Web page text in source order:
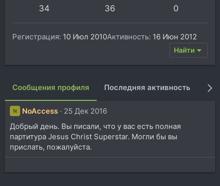
34 36 0
Регистрация 10 Июл 2010Активность 16 Июн 2012
Найти
Сообщения профиля Последняя активность
N NoAccess
25 Дек 2016
Добрый день. Вы писали, что у вас есть полная
партитура Jesus Christ Superstar. Могли бы вы
прислать, пожалуйста.